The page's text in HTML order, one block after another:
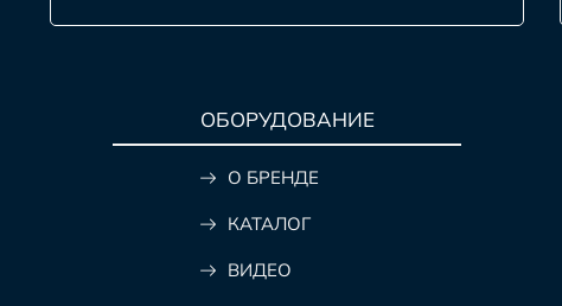
ОБОРУДОВАНИЕ
О БРЕНДЕ
КАТАЛОГ
ВИДЕО